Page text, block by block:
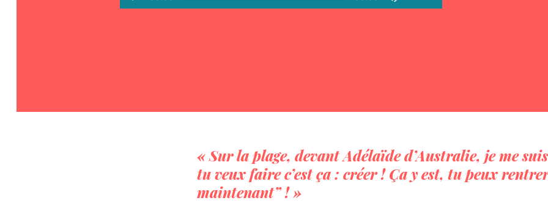
audio
« Sur la plage, devant Adélaïde d’Australie, je me
tu veux faire c’est ça : créer ! Ça y est, tu peux
maintenant” ! »